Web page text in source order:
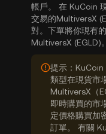
帳戶。 在 KuCoin
交易的MultiversX
對。下單將你現有
MultiversX (EGLD)。
提示：KuCoin
類型在現貨市
MultiversX（
即時購買的市
定價格購買加
訂單。 有關